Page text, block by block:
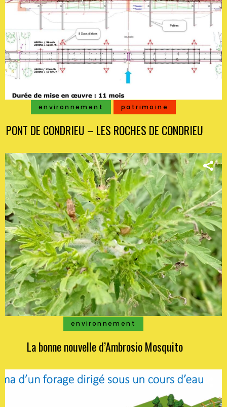
environnement patrimoine
PONT DE CONDRIEU – LES ROCHES DE CONDRIEU
environnement
La bonne nouvelle d’Ambrosio Mosquito